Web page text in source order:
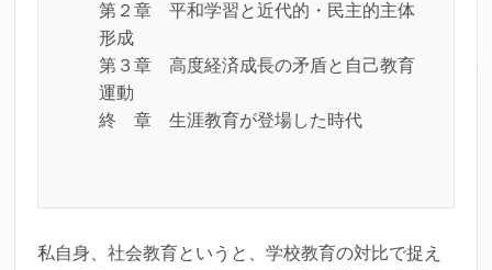
第２章 平和学習と近代的・民主的主体
形成
第３章 高度経済成長の矛盾と自己教育
運動
終 章 生涯教育が登場した時代
私自身、社会教育というと、学校教育の対比で捉え